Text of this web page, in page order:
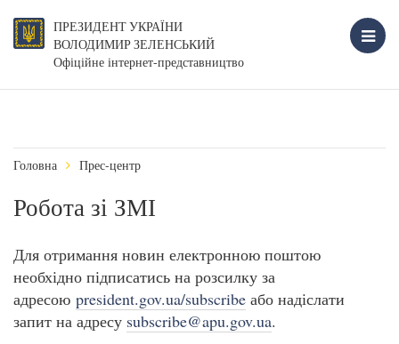
ПРЕЗИДЕНТ УКРАЇНИ
ВОЛОДИМИР ЗЕЛЕНСЬКИЙ
Офіційне інтернет-представництво
Головна Прес-центр
Робота зі ЗМІ
Для отримання новин електронною поштою
необхідно підписатись на розсилку за
адресою president.gov.ua/subscribe або надіслати
запит на адресу subscribe@apu.gov.ua.